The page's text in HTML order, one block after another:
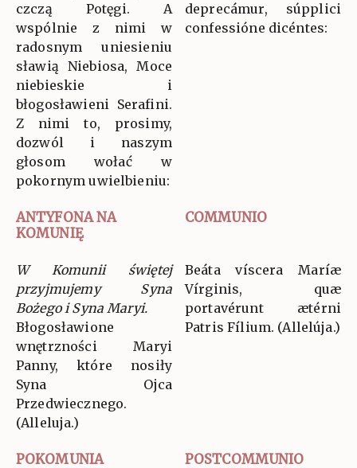
czczą Potęgi. A
wspólnie z nimi w
radosnym uniesieniu
sławią Niebiosa, Moce
niebieskie i
błogosławieni Serafini.
Z nimi to, prosimy,
dozwól i naszym
głosom wołać w
pokornym uwielbieniu:
deprecámur, súpplici
confessióne dicéntes:
ANTYFONA NA
KOMUNIĘ
COMMUNIO
W Komunii świętej
przyjmujemy Syna
Bożego i Syna Maryi.
Błogosławione
wnętrzności Maryi
Panny, które nosiły
Syna Ojca
Przedwiecznego.
(Alleluja.)
Beáta víscera Maríæ
Vírginis, quæ
portavérunt ætérni
Patris Fílium. (Allelúja.)
POKOMUNIA POSTCOMMUNIO